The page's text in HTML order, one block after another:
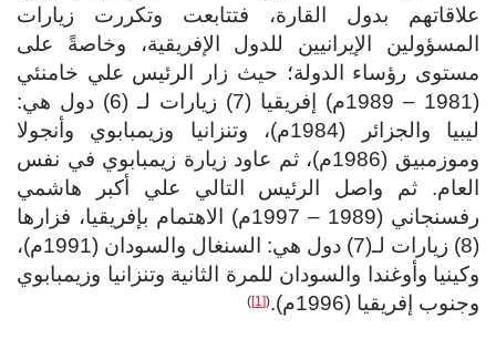
علاقاتهم بدول القارة، فتتابعت وتكررت زيارات
المسؤولين الإيرانيين للدول الإفريقية، وخاصةً على
مستوى رؤساء الدولة؛ حيث زار الرئيس علي خامنئي
(1981 – 1989م) إفريقيا (7) زيارات لـ (6) دول هي:
ليبيا والجزائر (1984م)، وتنزانيا وزيمبابوي وأنجولا
وموزمبيق (1986م)، ثم عاود زيارة زيمبابوي في نفس
العام. ثم واصل الرئيس التالي علي أكبر هاشمي
رفسنجاني (1989 – 1997م) الاهتمام بإفريقيا، فزارها
(8) زيارات لـ(7) دول هي: السنغال والسودان (1991م)،
وكينيا وأوغندا والسودان للمرة الثانية وتنزانيا وزيمبابوي
وجنوب إفريقيا (1996م).
(
[1]
)